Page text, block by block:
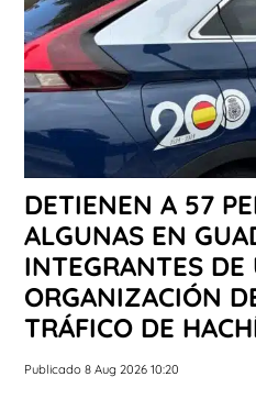
DETIENEN A 57
ALGUNAS EN
INTEGRANTES DE
ORGANIZACIÓN
TRÁFICO DE
Publicado 8 Aug 2026 10:20